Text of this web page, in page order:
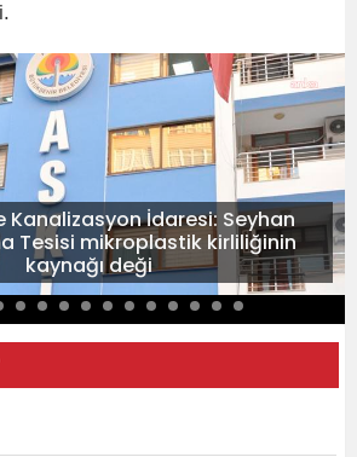
Kanalizasyon İdaresi: Seyhan
Tesisi mikroplastik kirliliğinin
kaynağı deği